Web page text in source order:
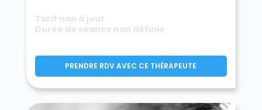
Tarif non à jour
Durée de séance non définie
PRENDRE RDV AVEC CE THÉRAPEUTE